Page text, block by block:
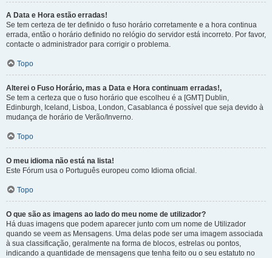
A Data e Hora estão erradas!
Se tem certeza de ter definido o fuso horário corretamente e a hora continua
errada, então o horário definido no relógio do servidor está incorreto. Por favor,
contacte o administrador para corrigir o problema.
Topo
Alterei o Fuso Horário, mas a Data e Hora continuam erradas!,
Se tem a certeza que o fuso horário que escolheu é a [GMT] Dublin,
Edinburgh, Iceland, Lisboa, London, Casablanca é possível que seja devido à
mudança de horário de Verão/Inverno.
Topo
O meu idioma não está na lista!
Este Fórum usa o Português europeu como Idioma oficial.
Topo
O que são as imagens ao lado do meu nome de utilizador?
Há duas imagens que podem aparecer junto com um nome de Utilizador
quando se veem as Mensagens. Uma delas pode ser uma imagem associada
à sua classificação, geralmente na forma de blocos, estrelas ou pontos,
indicando a quantidade de mensagens que tenha feito ou o seu estatuto no